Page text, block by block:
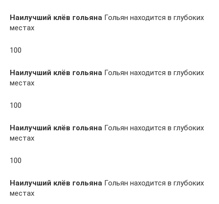
Наилучший клёв гольяна Гольян находится в глубоких
местах
100
Наилучший клёв гольяна Гольян находится в глубоких
местах
100
Наилучший клёв гольяна Гольян находится в глубоких
местах
100
Наилучший клёв гольяна Гольян находится в глубоких
местах